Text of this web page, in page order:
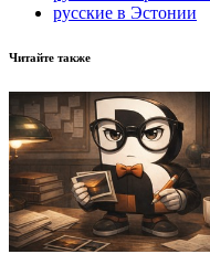
русские в Эстонии
Читайте также